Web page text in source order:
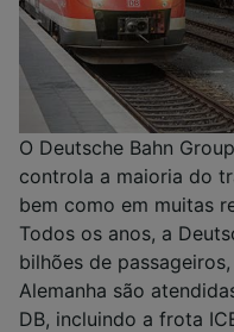
O Deutsche Bahn
controla a maioria do
bem como em muitas
Todos os anos, a
bilhões de
Alemanha são
DB, incluindo a frota